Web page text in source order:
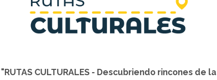
"RUTAS CULTURALES - Descubriendo rincones de la